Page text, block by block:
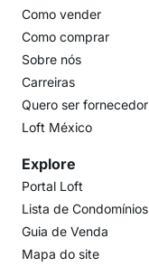
Como vender
Como comprar
Sobre nós
Carreiras
Quero ser fornecedor
Loft México
Explore
Portal Loft
Lista de Condomínios
Guia de Venda
Mapa do site